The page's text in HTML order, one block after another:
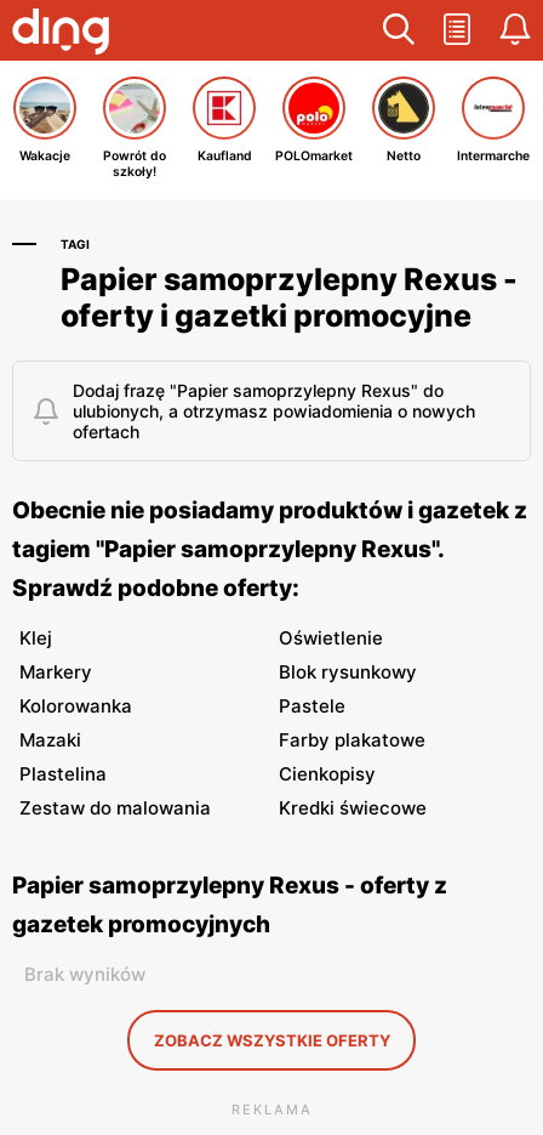
Wakacje
Powrót do
szkoły!
Kaufland POLOmarket Netto Intermarche
TAGI
Papier samoprzylepny Rexus -
oferty i gazetki promocyjne
Dodaj frazę "Papier samoprzylepny Rexus" do
ulubionych, a otrzymasz powiadomienia o nowych
ofertach
Obecnie nie posiadamy produktów i gazetek z
tagiem "Papier samoprzylepny Rexus".
Sprawdź podobne oferty:
Klej
Oświetlenie
Markery
Blok rysunkowy
Kolorowanka
Pastele
Mazaki
Farby plakatowe
Plastelina
Cienkopisy
Zestaw do malowania
Kredki świecowe
Papier samoprzylepny Rexus - oferty z
gazetek promocyjnych
Brak wyników
ZOBACZ WSZYSTKIE OFERTY
REKLAMA